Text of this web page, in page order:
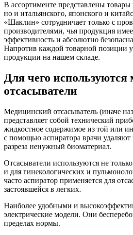
В ассортименте представлены товары
но и итальянского, японского и
«Шаклин» сотрудничает только с
производителями, чья продукция
эффективность и абсолютно
Напротив каждой товарной позиции
продукции на нашем складе.
Для чего используются
отсасыватели
Медицинский отсасыватель (иначе
представляет собой технический
жидкостное содержимое из той или
с помощью аспиратора врачи удаляют
разреза ненужный биоматериал.
Отсасыватели используются не
и для гинекологических и
часто аспиратор применяется для
застоявшейся в легких.
Наиболее удобными и
электрические модели. Они
пределах нормы.